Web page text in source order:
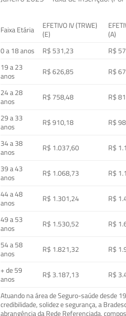
Faixa Etária
EFETIVO IV (TRWE)
(E)
(A)
0 a 18 anos
R$ 531,23 R$
19 a 23
anos
R$ 626,85 R$
24 a 28
anos
R$ 758,48 R$
29 a 33
anos
R$ 910,18 R$
34 a 38
anos
R$ 1.037,60 R$
39 a 43
anos
R$ 1.068,73 R$
44 a 48
anos
R$ 1.301,24 R$
49 a 53
anos
R$ 1.530,52 R$
54 a 58
anos
R$ 1.821,32 R$
+ de 59
anos
R$ 3.187,13 R$
Atuando na área de Seguro-saúde desde
credibilidade, solidez e segurança, a
abrangência da Rede Referenciada,